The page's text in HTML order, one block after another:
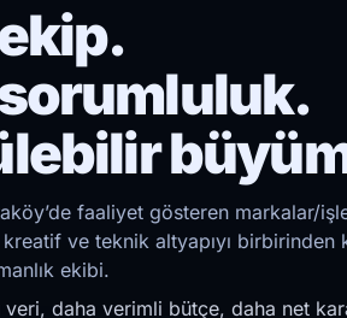
faaliyet gösteren markalar/
ve teknik altyapıyı
ekibi.
veri, daha verimli bütçe, daha net